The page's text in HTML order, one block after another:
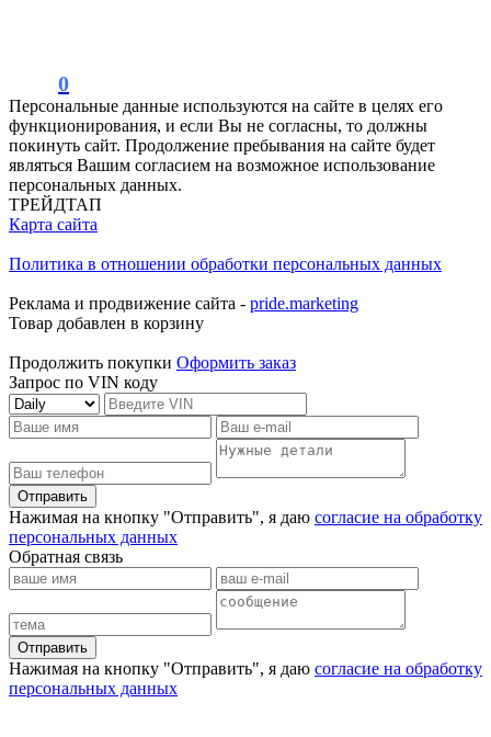
0
Персональные данные используются на сайте в целях его
функционирования, и если Вы не согласны, то должны
покинуть сайт. Продолжение пребывания на сайте будет
являться Вашим согласием на возможное использование
персональных данных.
ТРЕЙДТАП
Карта сайта
Политика в отношении обработки персональных данных
Реклама и продвижение сайта - pride.marketing
Товар добавлен в корзину
Продолжить покупки Оформить заказ
Запрос по VIN коду
Отправить
Нажимая на кнопку "Отправить", я даю согласие на обработку
персональных данных
Обратная связь
Отправить
Нажимая на кнопку "Отправить", я даю согласие на обработку
персональных данных